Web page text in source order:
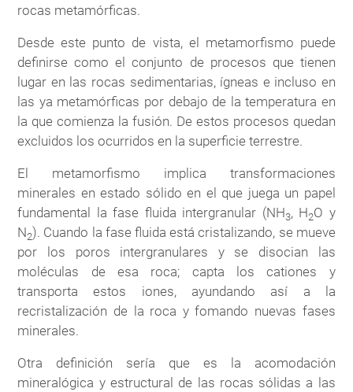
rocas metamórficas.
Desde este punto de vista, el metamorfismo puede
definirse como el conjunto de procesos que tienen
lugar en las rocas sedimentarias, ígneas e incluso en
las ya metamórficas por debajo de la temperatura en
la que comienza la fusión. De estos procesos quedan
excluidos los ocurridos en la superficie terrestre.
El metamorfismo implica transformaciones
minerales en estado sólido en el que juega un papel
fundamental la fase fluida intergranular (NH3, H2O y
N2). Cuando la fase fluida está cristalizando, se mueve
por los poros intergranulares y se disocian las
moléculas de esa roca; capta los cationes y
transporta estos iones, ayundando así a la
recristalización de la roca y fomando nuevas fases
minerales.
Otra definición sería que es la acomodación
mineralógica y estructural de las rocas sólidas a las